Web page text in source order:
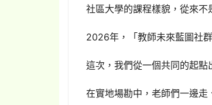
社區大學的課程樣貌，從來不
2026年，「教師未來藍圖社
這次，我們從一個共同的起
在實地場勘中，老師們一邊